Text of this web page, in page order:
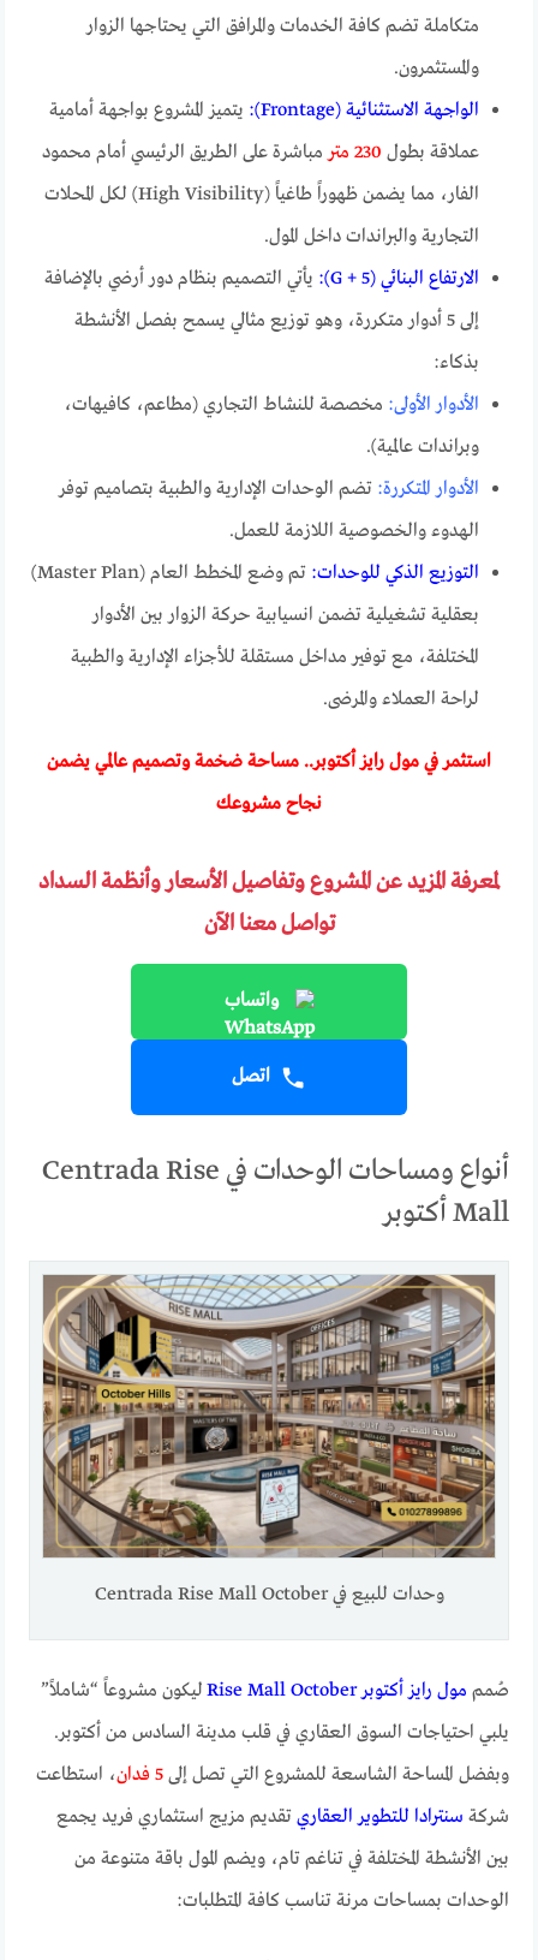
متكاملة تضم كافة الخدمات والمرافق التي يحتاجها الزوار
والمستثمرون.
الواجهة الاستثنائية (Frontage):
يتميز المشروع بواجهة أمامية
عملاقة بطول 230 متر
مباشرة على الطريق الرئيسي أمام محمود
الفار، مما يضمن ظهوراً طاغياً (High Visibility) لكل المحلات
التجارية والبراندات داخل المول.
الارتفاع البنائي (G + 5):
يأتي التصميم بنظام دور أرضي بالإضافة
إلى 5 أدوار متكررة، وهو توزيع مثالي يسمح بفصل الأنشطة
بذكاء:
الأدوار الأولى: مخصصة للنشاط التجاري (مطاعم، كافيهات،
وبراندات عالمية).
الأدوار المتكررة: تضم الوحدات الإدارية والطبية بتصاميم توفر
الهدوء والخصوصية اللازمة للعمل.
التوزيع الذكي للوحدات:
تم وضع المخطط العام (Master Plan)
بعقلية تشغيلية تضمن انسيابية حركة الزوار بين الأدوار
المختلفة، مع توفير مداخل مستقلة للأجزاء الإدارية والطبية
لراحة العملاء والمرضى.
استثمر في مول رايز أكتوبر.. مساحة ضخمة وتصميم عالمي يضمن
نجاح مشروعك
لمعرفة المزيد عن المشروع وتفاصيل الأسعار وأنظمة السداد
تواصل معنا الآن
واتساب
اتصل
أنواع ومساحات الوحدات في Centrada Rise
Mall أكتوبر
وحدات للبيع في Centrada Rise Mall October
صُمم مول رايز أكتوبر Rise Mall October
ليكون مشروعاً “شاملاً”
يلبي احتياجات السوق العقاري في قلب مدينة السادس من أكتوبر.
وبفضل المساحة الشاسعة للمشروع التي تصل إلى5 فدان
، استطاعت
شركة سنترادا للتطوير العقاري تقديم مزيج استثماري فريد يجمع
بين الأنشطة المختلفة في تناغم تام، ويضم المول باقة متنوعة من
الوحدات بمساحات مرنة تناسب كافة المتطلبات: